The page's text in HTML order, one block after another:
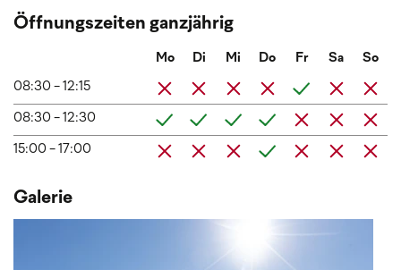
Öffnungszeiten ganzjährig
Mo Di Mi Do Fr Sa So
08:30 - 12:15
08:30 - 12:30
15:00 - 17:00
Galerie